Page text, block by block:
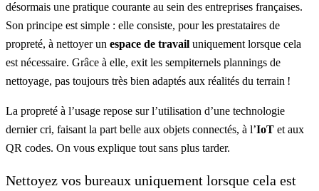
désormais une pratique courante au sein des entreprises françaises.
Son principe est simple : elle consiste, pour les prestataires de
propreté, à nettoyer un espace de travail uniquement lorsque cela
est nécessaire. Grâce à elle, exit les sempiternels plannings de
nettoyage, pas toujours très bien adaptés aux réalités du terrain !
La propreté à l’usage repose sur l’utilisation d’une technologie
dernier cri, faisant la part belle aux objets connectés, à l’IoT et aux
QR codes. On vous explique tout sans plus tarder.
Nettoyez vos bureaux uniquement lorsque cela est